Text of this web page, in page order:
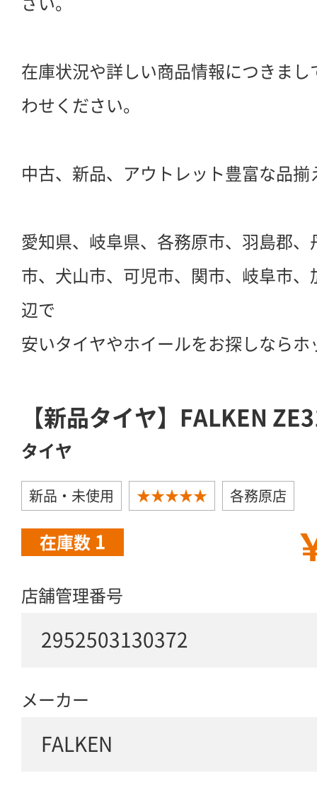
在庫状況や詳しい商品情報につきま
わせください。
中古、新品、アウトレット豊富な品揃
愛知県、岐阜県、各務原市、羽島郡
市、犬山市、可児市、関市、岐阜市
辺で
安いタイヤやホイールをお探しなら
【新品タイヤ】FALKEN
タイヤ
新品・未使用 ★★★★★ 各務原店
在庫数 1
店舗管理番号
2952503130372
メーカー
FALKEN